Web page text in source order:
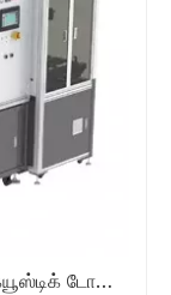
செமிகண்டக்டர் தொழிலில் ஸ்கேனிங் அக்யூஸ்டிக் டோமோகிராபியை எவ்வாறு பயன்படுத்துவது?